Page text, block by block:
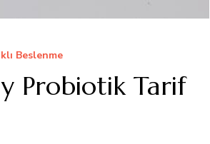
Beslenme
Probiotik Tarif